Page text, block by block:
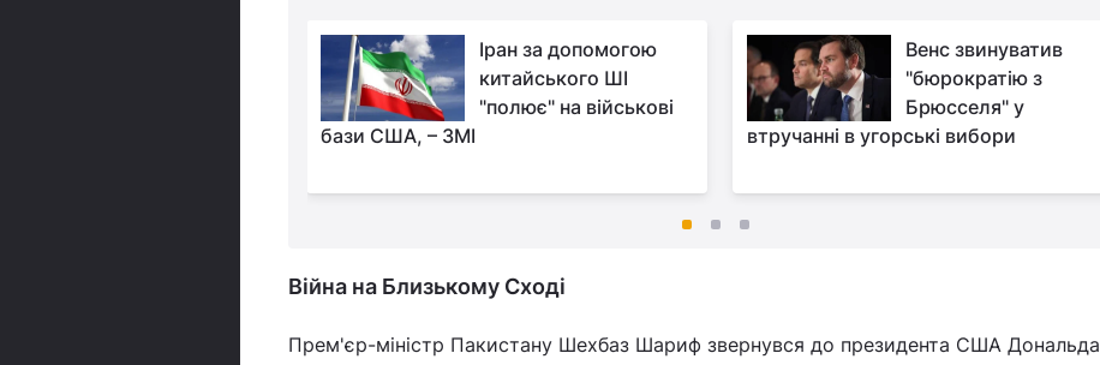
Іран за допомогою
китайського ШІ
"полює" на військові
бази США, – ЗМІ
Венс звинуватив
"бюрократію з
Брюсселя" у
втручанні в угорські вибори
Війна на Близькому Сході
Прем'єр-міністр Пакистану Шехбаз Шариф звернувся до президента США Дональда